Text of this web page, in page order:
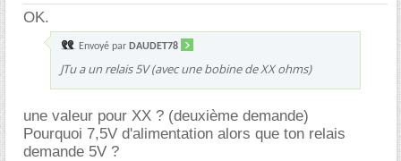
OK.
Envoyé par DAUDET78
JTu a un relais 5V (avec une bobine de XX ohms)
une valeur pour XX ? (deuxième demande)
Pourquoi 7,5V d'alimentation alors que ton relais
demande 5V ?